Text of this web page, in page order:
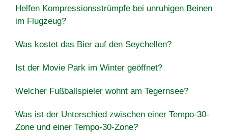
Helfen Kompressionsstrümpfe bei unruhigen Beinen
im Flugzeug?
Was kostet das Bier auf den Seychellen?
Ist der Movie Park im Winter geöffnet?
Welcher Fußballspieler wohnt am Tegernsee?
Was ist der Unterschied zwischen einer Tempo-30-
Zone und einer Tempo-30-Zone?